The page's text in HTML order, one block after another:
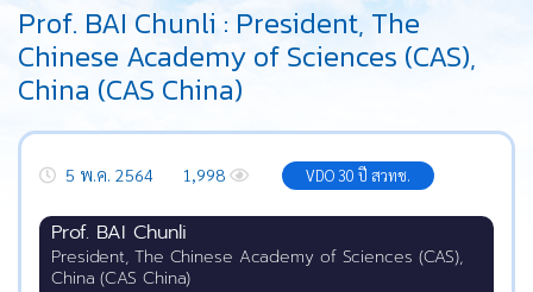
Prof. BAI Chunli : President, The
Chinese Academy of Sciences (CAS),
China (CAS China)
5 พ.ค. 2564 1,998 VDO 30 ปี สวทช.
Prof. BAI Chunli
President, The Chinese Academy of Sciences (CAS),
China (CAS China)